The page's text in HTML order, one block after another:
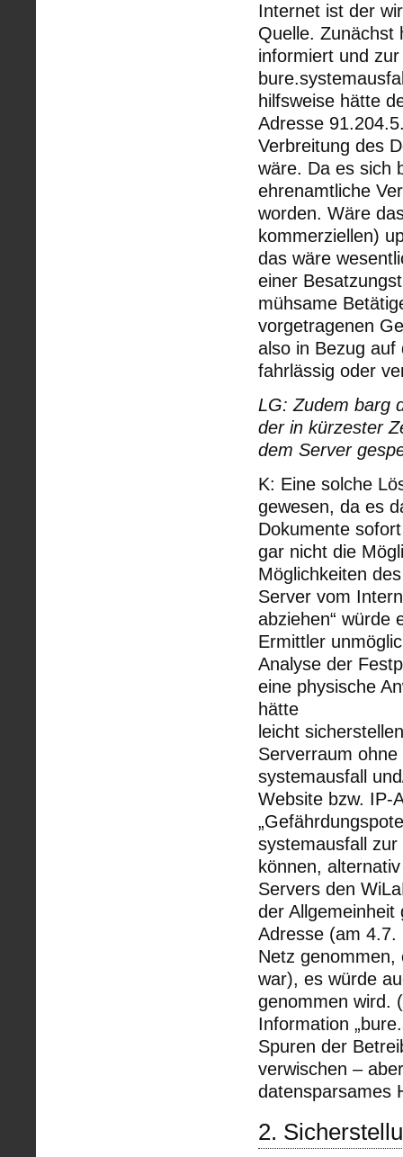
Internet ist der
Quelle. Zunächst
informiert und
hilfsweise hätte
Adresse
Verbreitung des
wäre. Da es sich
ehrenamtliche
worden. Wäre
kommerziellen)
das wäre
einer
mühsame
vorgetragenen
also in Bezug auf
fahrlässig oder
LG: Zudem barg
der in kürzester
dem Server
K: Eine solche
gewesen, da es
Dokumente
gar nicht die
Möglichkeiten
Server vom
abziehen“ würde
Ermittler
Analyse der
eine physische
hätte
leicht
Serverraum
systemausfall
Website bzw. IP-
systemausfall
können,
Servers den
der
Adresse (am 4.7.
Netz genommen,
war), es würde
genommen wird.
Information
Spuren der
verwischen –
datensparsames
2.